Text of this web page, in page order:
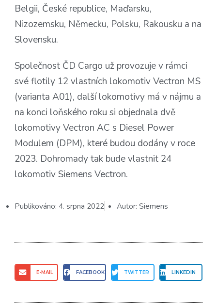
Belgii, České republice, Maďarsku,
Nizozemsku, Německu, Polsku, Rakousku a na
Slovensku.
Společnost ČD Cargo už provozuje v rámci
své flotily 12 vlastních lokomotiv Vectron MS
(varianta A01), další lokomotivy má v nájmu a
na konci loňského roku si objednala dvě
lokomotivy Vectron AC s Diesel Power
Modulem (DPM), které budou dodány v roce
2023. Dohromady tak bude vlastnit 24
lokomotiv Siemens Vectron.
Publikováno: 4. srpna 2022 Autor: Siemens
E-MAIL FACEBOOK TWITTER LINKEDIN